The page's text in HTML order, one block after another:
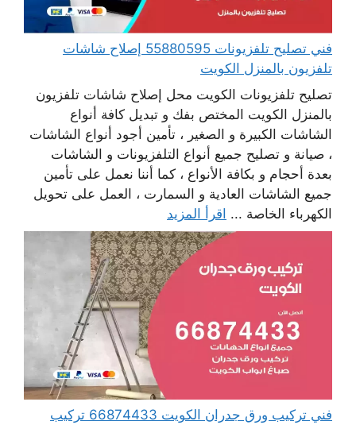
فني تصليح تلفزيونات 55880595 إصلاح شاشات
تلفزيون بالمنزل الكويت
تصليح تلفزيونات الكويت محل إصلاح شاشات تلفزيون
بالمنزل الكويت المختص بفك و تبديل كافة أنواع
الشاشات الكبيرة و الصغير ، تأمين أجود أنواع الشاشات
، صيانة و تصليح جميع أنواع التلفزيونات و الشاشات
بعدة أحجام و بكافة الأنواع ، كما أننا نعمل على تأمين
جميع الشاشات العادية و السمارت ، العمل على تحويل
الكهرباء الخاصة ... اقرأ المزيد
فني تركيب ورق جدران الكويت 66874433 تركيب